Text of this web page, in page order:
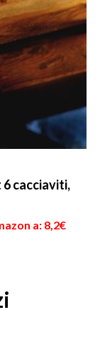
6 cacciaviti,
a: 8,2€